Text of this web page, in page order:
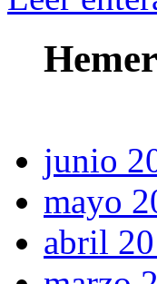
junio
mayo
abril